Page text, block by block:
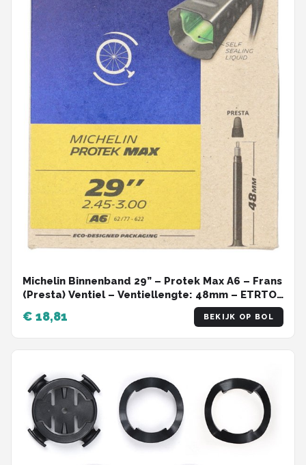
Michelin Binnenband 29” – Protek Max A6 – Frans
(Presta) Ventiel – Ventiellengte: 48mm – ETRTO-
€ 18,81 BEKIJK OP BOL